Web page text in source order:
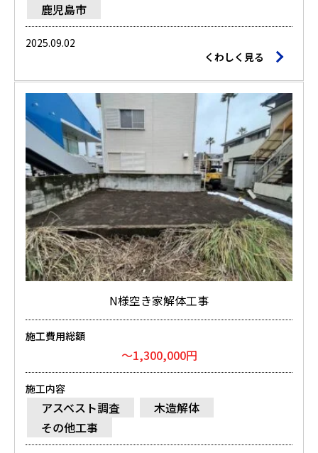
鹿児島市
2025.09.02
くわしく見る
N様空き家解体工事
施工費用総額
～1,300,000円
施工内容
アスベスト調査
木造解体
その他工事